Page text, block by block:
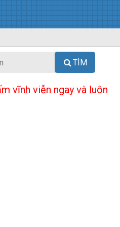
TÌM
vĩnh viễn ngay và luôn